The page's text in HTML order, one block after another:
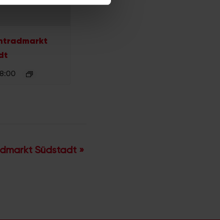
Südstadt »